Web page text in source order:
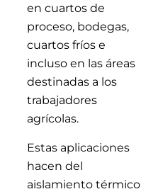
en cuartos de
proceso, bodegas,
cuartos fríos e
incluso en las áreas
destinadas a los
trabajadores
agrícolas.
Estas aplicaciones
hacen del
aislamiento térmico